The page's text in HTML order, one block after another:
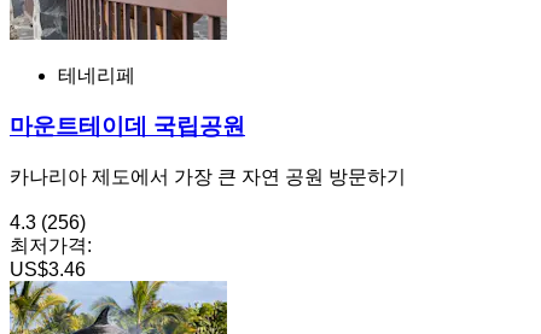
테네리페
마운트테이데 국립공원
카나리아 제도에서 가장 큰 자연 공원 방문하기
4.3 (256)
최저가격:
US$3.46